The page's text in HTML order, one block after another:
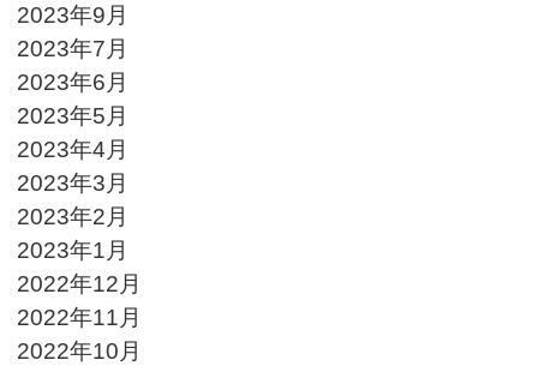
2023年9月
2023年7月
2023年6月
2023年5月
2023年4月
2023年3月
2023年2月
2023年1月
2022年12月
2022年11月
2022年10月